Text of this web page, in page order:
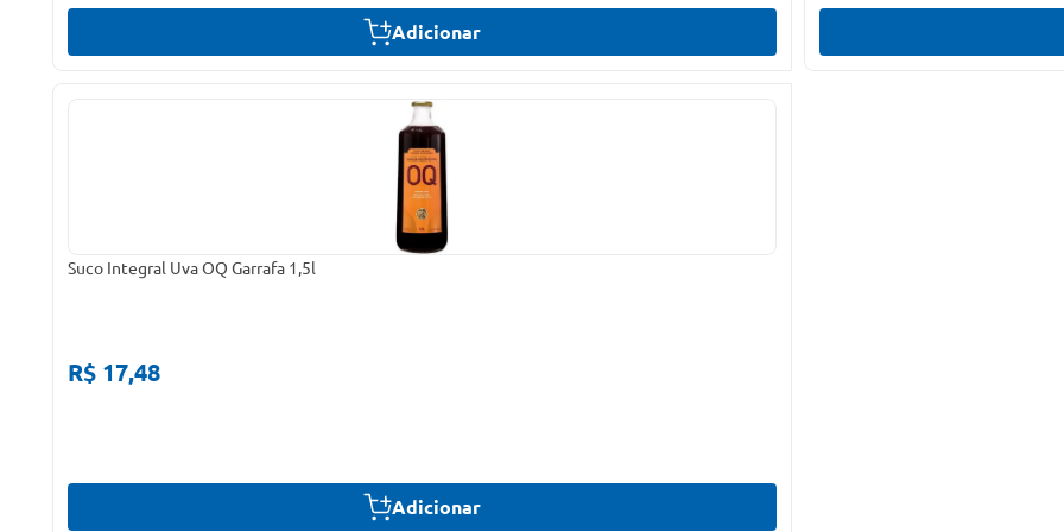
Adicionar
Suco Integral Uva OQ Garrafa 1,5l
R$ 17,48
Adicionar